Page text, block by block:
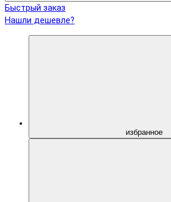
Быстрый заказ
Нашли дешевле?
избранное